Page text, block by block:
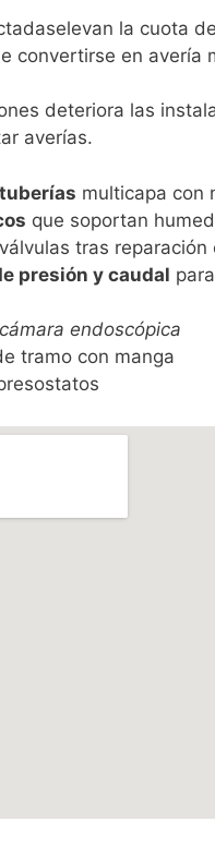
la cuota
convertirse en avería
deteriora las
averías.
multicapa con
que soportan
tras reparación
presión y caudal
cámara endoscópica
tramo con manga